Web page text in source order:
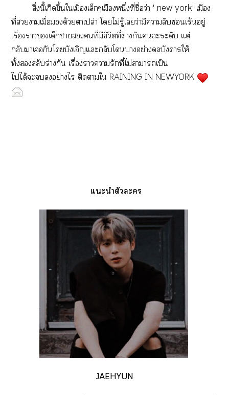
สิ่งนี้เกิดขึ้นใเมืองเล็กๆเมืองหนึ่งที่ชื่อว่า ' new york' เมือง
ที่าเมื่อด้วยาเปล่า โไม่รู้เว่ามีาลับซ่อนเร้นอยู่
เรื่องาเด็กาคนที่มีชีวิตที่ต่างกันะระดับ แต่
กลับาเกันโบังเอิญแะกลับโาอย่างบังาให้
ทั้งสลับร่างกัน เรื่องาารักที่ไม่าาเป็น
ไได้ะอย่างไร ติดาใ RAINING IN NEWYORK
แะนำตัวะ
JAEHYUN